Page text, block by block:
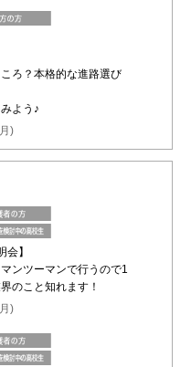
ろ？本格的な進路選び
よう♪
)
会】
ンツーマンで行うので1
のこと知れます！
)